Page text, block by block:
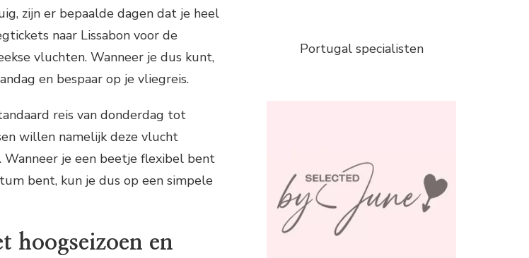
zijn er bepaalde dagen dat je heel
naar Lissabon voor de
vluchten. Wanneer je dus kunt,
en bespaar op je vliegreis.
reis van donderdag tot
willen namelijk deze vlucht
je een beetje flexibel bent
bent, kun je dus op een simpele
hoogseizoen en
Portugal specialisten